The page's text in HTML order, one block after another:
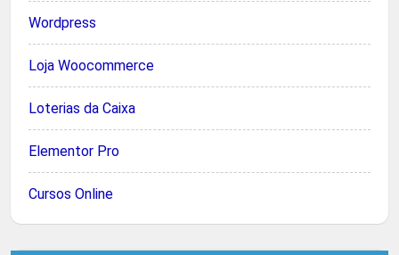
Wordpress
Loja Woocommerce
Loterias da Caixa
Elementor Pro
Cursos Online